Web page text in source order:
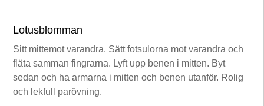
Lotusblomman
Sitt mittemot varandra. Sätt fotsulorna mot varandra och
fläta samman fingrarna. Lyft upp benen i mitten. Byt
sedan och ha armarna i mitten och benen utanför. Rolig
och lekfull parövning.